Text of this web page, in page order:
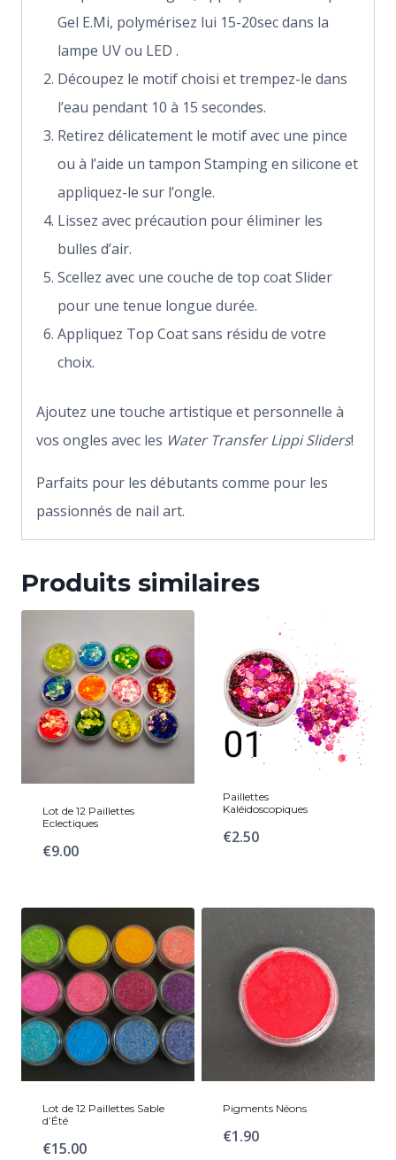
Gel E.Mi, polymérisez lui 15-20sec dans la
lampe UV ou LED .
Découpez le motif choisi et trempez-le dans
l’eau pendant 10 à 15 secondes.
Retirez délicatement le motif avec une pince
ou à l’aide un tampon Stamping en silicone et
appliquez-le sur l’ongle.
Lissez avec précaution pour éliminer les
bulles d’air.
Scellez avec une couche de top coat Slider
pour une tenue longue durée.
Appliquez Top Coat sans résidu de votre
choix.
Ajoutez une touche artistique et personnelle à
vos ongles avec les Water Transfer Lippi Sliders!
Parfaits pour les débutants comme pour les
passionnés de nail art.
Produits similaires
Lot de 12 Paillettes
Eclectiques
€9.00
Paillettes
Kaléidoscopiques
€2.50
Lot de 12 Paillettes Sable
d’Été
€15.00
Pigments Néons
€1.90